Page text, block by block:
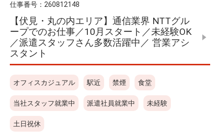
仕事番号： 260812148
【伏見・丸の内エリア】通信業界 NTTグル
ープでのお仕事／10月スタート／未経験OK
／派遣スタッフさん多数活躍中／ 営業アシ
スタント
オフィスカジュアル 駅近 禁煙 食堂
当社スタッフ就業中 派遣社員就業中 未経験
土日祝休